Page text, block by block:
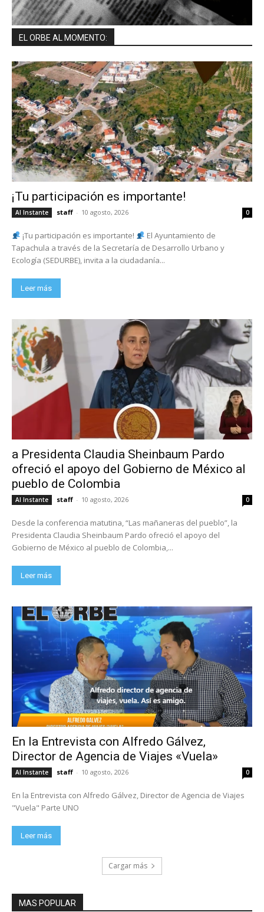
EL ORBE AL MOMENTO:
¡Tu participación es importante!
Al Instante staff - 10 agosto, 2026 0
¡Tu participación es importante!
Tapachula a través de la Secretaría de Desarrollo Urbano y
Ecología (SEDURBE), invita a la ciudadanía...
Leer más
a Presidenta Claudia Sheinbaum Pardo
ofreció el apoyo del Gobierno de México al
pueblo de Colombia
Al Instante staff - 10 agosto, 2026 0
Desde la conferencia matutina, “Las mañaneras del pueblo”, la
Presidenta Claudia Sheinbaum Pardo ofreció el apoyo del
Gobierno de México al pueblo de Colombia,...
Leer más
En la Entrevista con Alfredo Gálvez,
Director de Agencia de Viajes «Vuela»
Al Instante staff - 10 agosto, 2026 0
En la Entrevista con Alfredo Gálvez, Director de Agencia de Viajes
"Vuela" Parte UNO
Leer más
Cargar más
MAS POPULAR